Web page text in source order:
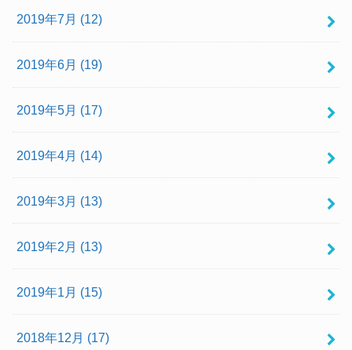
2019年7月 (12)
2019年6月 (19)
2019年5月 (17)
2019年4月 (14)
2019年3月 (13)
2019年2月 (13)
2019年1月 (15)
2018年12月 (17)